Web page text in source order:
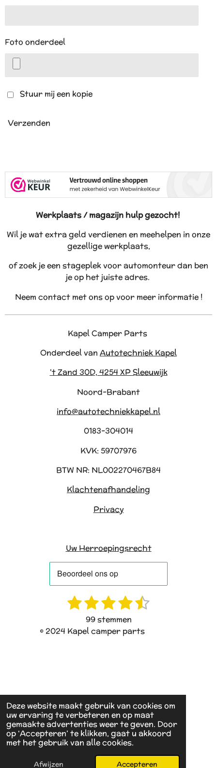
Deze website maakt gebruik van cookies om
uw ervaring te verbeteren en op maat
gemaakte advertenties weer te geven. Door
op ‘Accepteren’ te klikken, gaat u akkoord
met het gebruik van alle cookies.
Afwijzen Accepteren
Foto onderdeel
Stuur mij een kopie
Verzenden
Werkplaats / magazijn hulp gezocht!
Wil je wat extra geld verdienen en meehelpen in onze
gezellige werkplaats,
of zoek je een stageplek voor automonteur dan ben
je op het juiste adres.
Neem contact met ons op voor meer informatie !
Kapel Camper Parts
Onderdeel van Autotechniek Kapel
't Zand 30D, 4254 XP Sleeuwijk
Noord-Brabant
info@autotechniekkapel.nl
0183-304014
KVK: 59707976
BTW NR: NL002270467B84
Klachtenafhandeling
Privacy
Uw Herroepingsrecht
.
4
0
4
0
1
t
2
s
t
e
n
3
s
t
e
n
4
s
t
e
n
5
t
e
n
99 stemmen
© 2024 Kapel camper parts